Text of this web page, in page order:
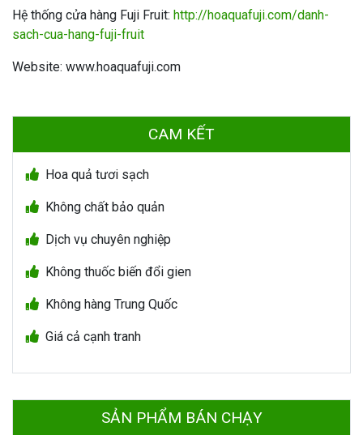
Hệ thống cửa hàng Fuji Fruit: http://hoaquafuji.com/danh-
sach-cua-hang-fuji-fruit
Website: www.hoaquafuji.com
CAM KẾT
Hoa quả tươi sạch
Không chất bảo quản
Dịch vụ chuyên nghiệp
Không thuốc biến đổi gien
Không hàng Trung Quốc
Giá cả cạnh tranh
SẢN PHẨM BÁN CHẠY